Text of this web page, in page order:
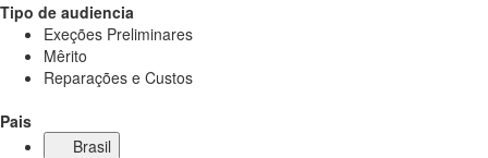
Tipo de audiencia
Exeções Preliminares
Mêrito
Reparações e Custos
Pais
Brasil